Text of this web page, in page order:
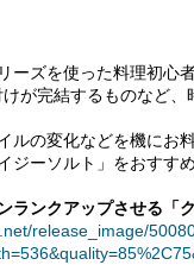
ーズを使った料理初心
けが完結するものなど
ルの変化などを機にお
ジーソルト」をおすすめ
ランクアップさせる「
release_image/